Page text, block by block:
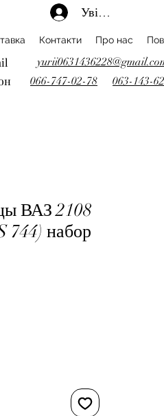
Увійти
Контакти Про нас
066-747-02-78 063-143-
ВАЗ 2108
744) набор